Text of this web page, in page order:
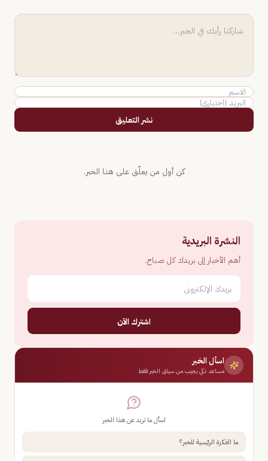
نشر التعليق
كن أول من يعلّق على هذا الخبر.
النشرة البريدية
أهم الأخبار إلى بريدك كل صباح.
اشترك الآن
اسأل الخبر
مساعد ذكي يجيب من سياق الخبر فقط
اسأل ما تريد عن هذا الخبر
ما الفكرة الرئيسية للخبر؟